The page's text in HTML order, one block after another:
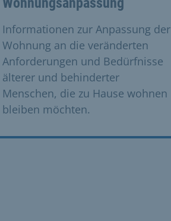
Informationen zur Anpassung der
Wohnung an die veränderten
Anforderungen und Bedürfnisse
älterer und behinderter
Menschen, die zu Hause wohnen
bleiben möchten.